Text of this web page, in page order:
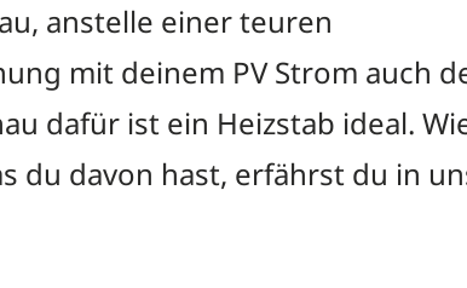
anstelle einer teuren
mit deinem PV Strom auch
dafür ist ein Heizstab ideal.
du davon hast, erfährst du in